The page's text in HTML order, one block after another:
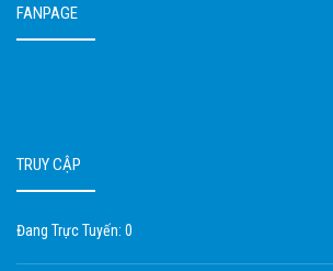
FANPAGE
TRUY CẬP
Đang Trực Tuyến: 0